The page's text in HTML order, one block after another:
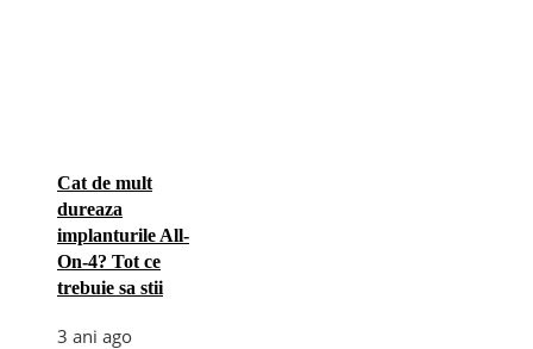
Cat de mult
dureaza
implanturile All-
On-4? Tot ce
trebuie sa stii
3 ani ago